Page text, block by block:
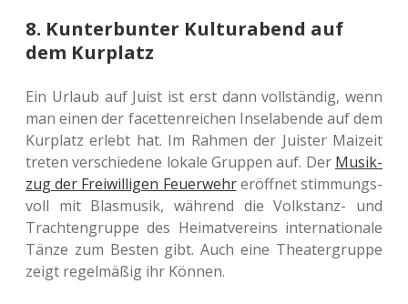
8. Kunterbunter Kulturabend auf
dem Kurplatz
Ein Urlaub auf Juist ist erst dann voll­stän­dig, wenn
man einen der facet­ten­rei­chen Insel­aben­de auf dem
Kur­platz erlebt hat. Im Rahmen der Juis­ter Mai­zeit
treten ver­schie­de­ne lokale Grup­pen auf. Der Musik­
zug der Frei­wil­li­gen Feu­er­wehreröff­net stim­mungs­
voll mit Blas­mu­sik, wäh­rend die Volks­tanz- und
Trach­ten­grup­pe des Hei­mat­ver­eins inter­na­tio­na­le
Tänze zum Besten gibt. Auch eine Thea­ter­grup­pe
zeigt regel­mä­ßig ihr Können.